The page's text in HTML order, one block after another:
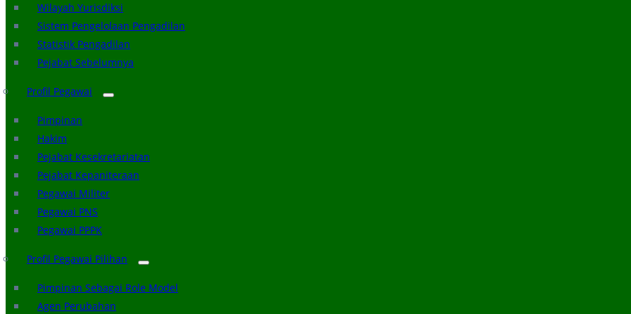
Wilayah Yurisdiksi
Sistem Pengelolaan Pengadilan
Statistik Pengadilan
Pejabat Sebelumnya
Profil Pegawai
Pimpinan
Hakim
Pejabat Kesekretariatan
Pejabat Kepaniteraan
Pegawai Militer
Pegawai PNS
Pegawai PPPK
Profil Pegawai Pilihan
Pimpinan Sebagai Role Model
Agen Perubahan